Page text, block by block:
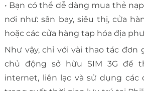
• Bạn có thể dễ dàng mua thẻ
nơi như: sân bay, siêu thị, cửa
hoặc các cửa hàng tạp hóa địa
Như vậy, chỉ với vài thao tác đơn
chủ động sở hữu SIM 3G để
internet, liên lạc và sử dụng